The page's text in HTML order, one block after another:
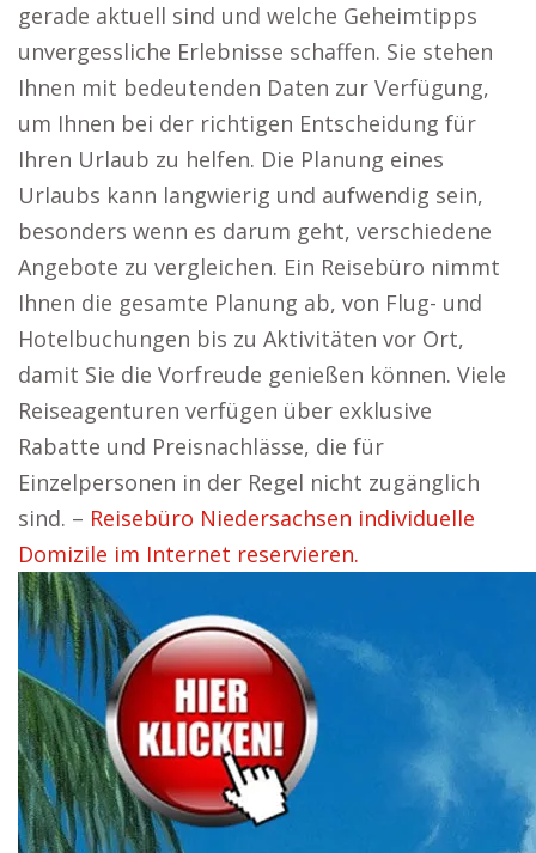
gerade aktuell sind und welche Geheimtipps
unvergessliche Erlebnisse schaffen. Sie stehen
Ihnen mit bedeutenden Daten zur Verfügung,
um Ihnen bei der richtigen Entscheidung für
Ihren Urlaub zu helfen. Die Planung eines
Urlaubs kann langwierig und aufwendig sein,
besonders wenn es darum geht, verschiedene
Angebote zu vergleichen. Ein Reisebüro nimmt
Ihnen die gesamte Planung ab, von Flug- und
Hotelbuchungen bis zu Aktivitäten vor Ort,
damit Sie die Vorfreude genießen können. Viele
Reiseagenturen verfügen über exklusive
Rabatte und Preisnachlässe, die für
Einzelpersonen in der Regel nicht zugänglich
sind. – Reisebüro Niedersachsen individuelle
Domizile im Internet reservieren.